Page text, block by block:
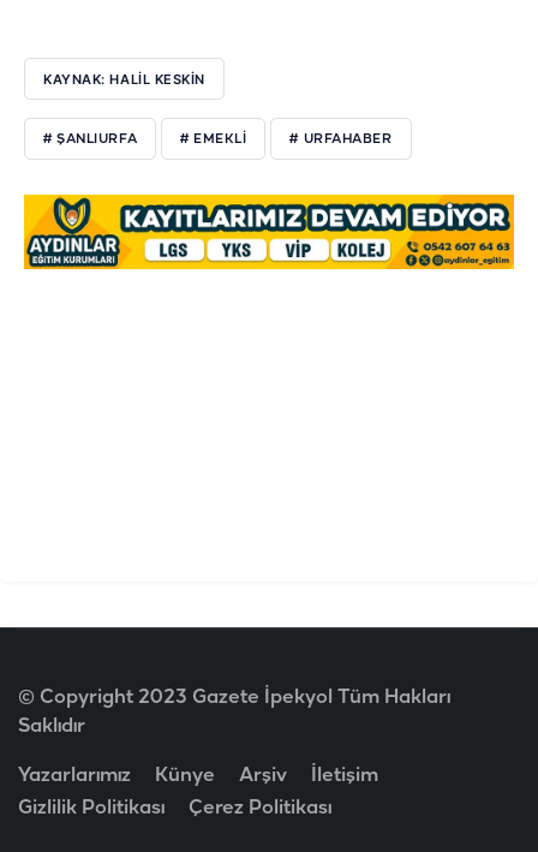
KAYNAK: HALİL KESKİN
# ŞANLIURFA # EMEKLI # URFAHABER
© Copyright 2023 Gazete İpekyol Tüm Hakları
Saklıdır
Yazarlarımız Künye Arşiv
İletişim
Gizlilik Politikası
Çerez Politikası